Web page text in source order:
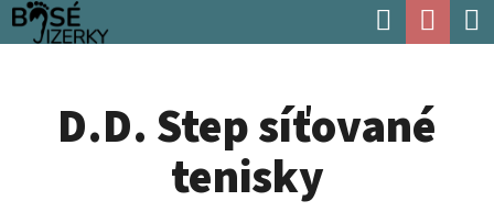
Přejít
na
Hledat
D.D. Step síťované
tenisky
K
O Zpět
Zpět